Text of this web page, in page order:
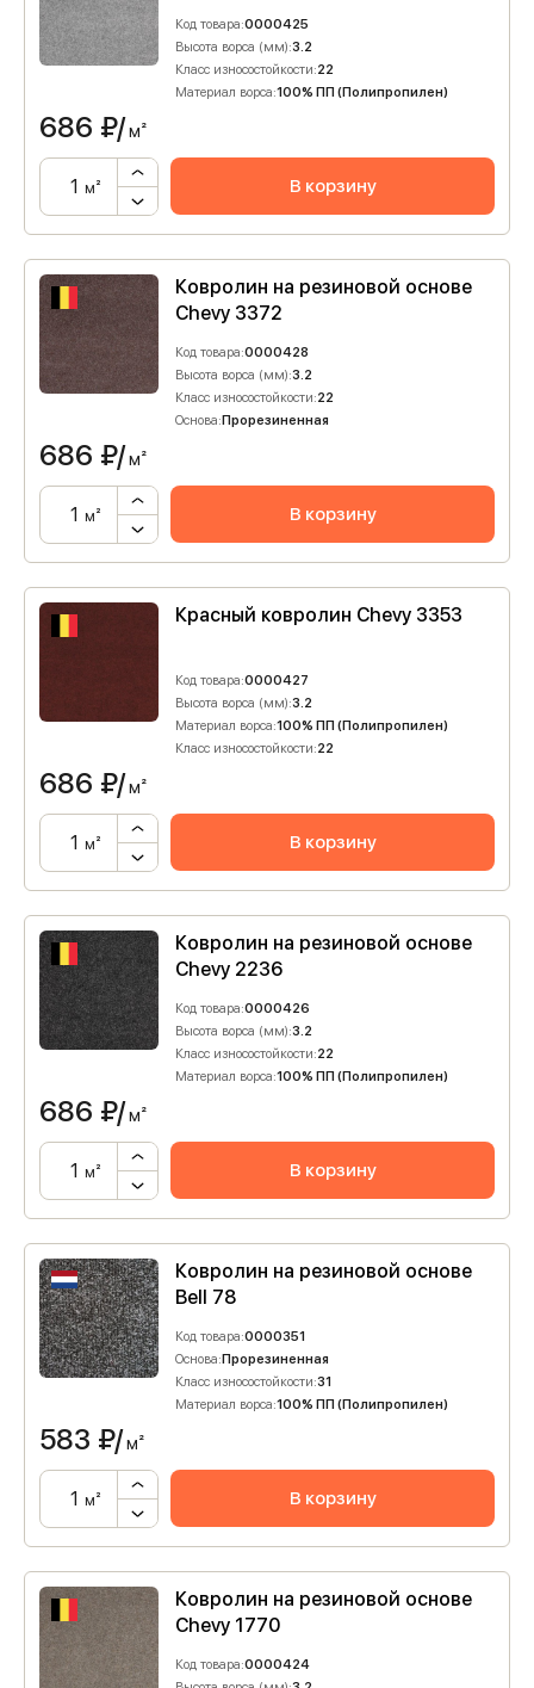
Код товара:0000425
Высота ворса (мм):3.2
Класс износостойкости:22
Материал ворса:100% ПП (Полипропилен)
686 ₽/м²
м² В корзину
Ковролин на резиновой основе
Chevy 3372
Код товара:0000428
Высота ворса (мм):3.2
Класс износостойкости:22
Основа:Прорезиненная
686 ₽/м²
м² В корзину
Красный ковролин Chevy 3353
Код товара:0000427
Высота ворса (мм):3.2
Материал ворса:100% ПП (Полипропилен)
Класс износостойкости:22
686 ₽/м²
м² В корзину
Ковролин на резиновой основе
Chevy 2236
Код товара:0000426
Высота ворса (мм):3.2
Класс износостойкости:22
Материал ворса:100% ПП (Полипропилен)
686 ₽/м²
м² В корзину
Ковролин на резиновой основе
Bell 78
Код товара:0000351
Основа:Прорезиненная
Класс износостойкости:31
Материал ворса:100% ПП (Полипропилен)
583 ₽/м²
м² В корзину
Ковролин на резиновой основе
Chevy 1770
Код товара:0000424